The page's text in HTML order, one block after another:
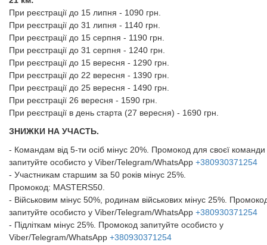
При реєстрації до 15 липня - 1090 грн.
При реєстрації до 31 липня - 1140 грн.
При реєстрації до 15 серпня - 1190 грн.
При реєстрації до 31 серпня - 1240 грн.
При реєстрації до 15 вересня - 1290 грн.
При реєстрації до 22 вересня - 1390 грн.
При реєстрації до 25 вересня - 1490 грн.
При реєстрації 26 вересня - 1590 грн.
При реєстрації в день старта (27 вересня) - 1690 грн.
ЗНИЖКИ НА УЧАСТЬ.
- Командам від 5-ти осіб мінус 20%. Промокод для своєї команди
запитуйте особисто у Viber/Telegram/WhatsApp +380930371254
- Участникам старшим за 50 років мінус 25%.
Промокод: MASTERS50.
- Військовим мінус 50%, родинам військових мінус 25%.
запитуйте особисто у Viber/Telegram/WhatsApp +380930371254
- Підліткам мінус 25%. Промокод запитуйте особисто у
Viber/Telegram/WhatsApp +380930371254